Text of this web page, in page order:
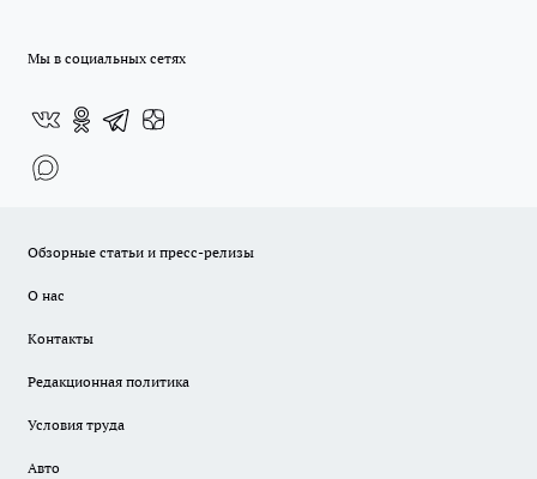
Мы в социальных сетях
Обзорные статьи и пресс-релизы
О нас
Контакты
Редакционная политика
Условия труда
Авто